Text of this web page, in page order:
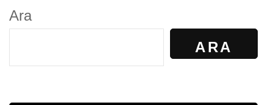
Ara
ARA